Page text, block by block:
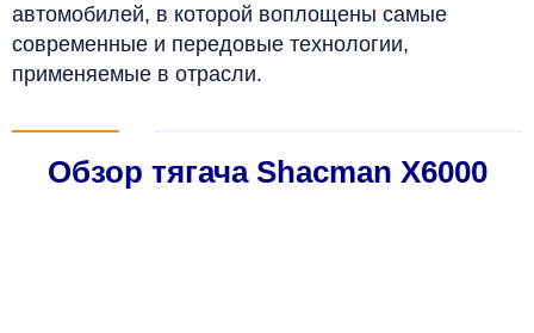
автомобилей, в которой воплощены самые
современные и передовые технологии,
применяемые в отрасли.
Обзор тягача Shacman X6000